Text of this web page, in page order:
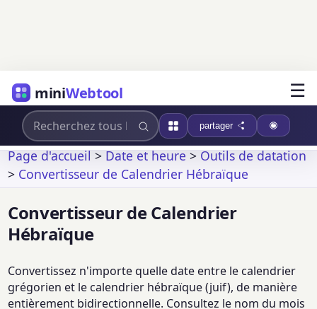
miniWebtool ☰
partager
Page d'accueil>Date et heure>Outils de datation
> Convertisseur de Calendrier Hébraïque
Convertisseur de Calendrier
Hébraïque
Convertissez n'importe quelle date entre le calendrier
grégorien et le calendrier hébraïque (juif), de manière
entièrement bidirectionnelle. Consultez le nom du mois